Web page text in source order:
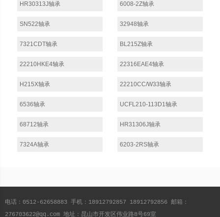
HR30313J轴承 6008-2Z轴承
SN522轴承 32948轴承
7321CDT轴承 BL215Z轴承
22210HKE4轴承 22316EAE4轴承
H215X轴承 22210CC/W33轴承
6536轴承 UCFL210-113D1轴承
68712轴承 HR31306J轴承
7324A轴承 6203-2RS轴承
电话：0512-62658883 手机：18912792857 18912792856 邮箱：
276703622@qq.com 地址：昆山市开发区伟业路8号69室